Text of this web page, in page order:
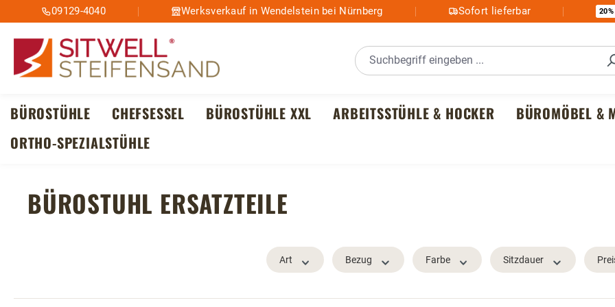
Hauptinhalt springen
Zur Suche springen
Zur Hauptnavigation springen
09129-4040 Werksverkauf in Wendelstein bei Nürnberg Sofort lieferbar 20%
BÜROSTÜHLE CHEFSESSEL BÜROSTÜHLE XXL ARBEITSSTÜHLE & HOCKER BÜROMÖBEL &
ORTHO-SPEZIALSTÜHLE
BÜROSTUHL ERSATZTEILE
Art Bezug Farbe Sitzdauer